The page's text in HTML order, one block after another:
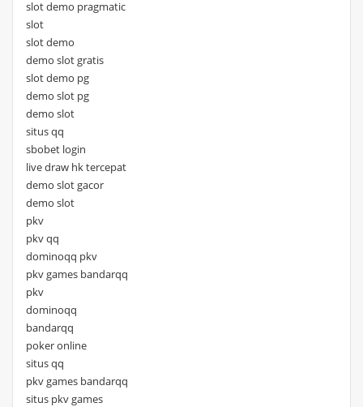
slot demo pragmatic
slot
slot demo
demo slot gratis
slot demo pg
demo slot pg
demo slot
situs qq
sbobet login
live draw hk tercepat
demo slot gacor
demo slot
pkv
pkv qq
dominoqq pkv
pkv games bandarqq
pkv
dominoqq
bandarqq
poker online
situs qq
pkv games bandarqq
situs pkv games